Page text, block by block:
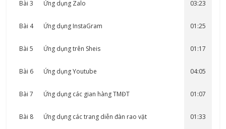
Bài 3 Ứng dụng Zalo 03:23
Bài 4 Ứng dụng InstaGram 01:25
Bài 5 Ứng dụng trên Sheis 01:17
Bài 6 Ứng dụng Youtube 04:05
Bài 7 Ứng dụng các gian hàng TMĐT 01:07
Bài 8 Ứng dụng các trang diễn đàn rao vặt 01:33